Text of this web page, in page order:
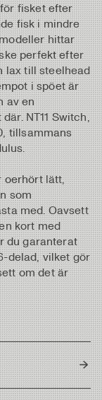
fisket efter
fisk i mindre
hittar
perfekt efter
lax till steelhead
i spöet är
av en
NT11 Switch,
tillsammans
oerhört lätt,
som
med. Oavsett
kort med
du garanterat
delad, vilket gör
om det är